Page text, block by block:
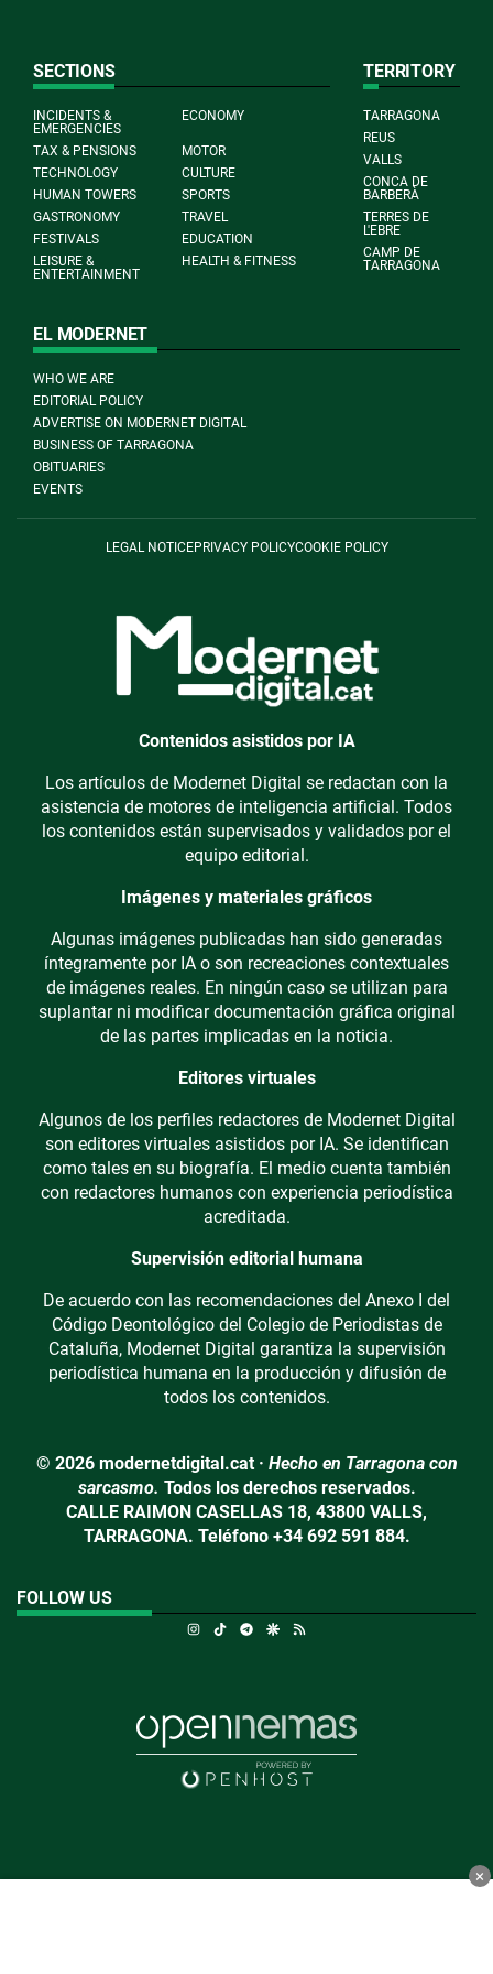
SECTIONS
INCIDENTS &
EMERGENCIES
ECONOMY
TAX & PENSIONS
MOTOR
TECHNOLOGY
CULTURE
HUMAN TOWERS
SPORTS
GASTRONOMY
TRAVEL
FESTIVALS
EDUCATION
LEISURE &
ENTERTAINMENT
HEALTH & FITNESS
TERRITORY
TARRAGONA
REUS
VALLS
CONCA DE
BARBERÀ
TERRES DE
L'EBRE
CAMP DE
TARRAGONA
EL MODERNET
WHO WE ARE
EDITORIAL POLICY
ADVERTISE ON MODERNET DIGITAL
BUSINESS OF TARRAGONA
OBITUARIES
EVENTS
LEGAL NOTICEPRIVACY POLICYCOOKIE POLICY
Contenidos asistidos por IA
Los artículos de Modernet Digital se redactan con la
asistencia de motores de inteligencia artificial. Todos
los contenidos están supervisados y validados por el
equipo editorial.
Imágenes y materiales gráficos
Algunas imágenes publicadas han sido generadas
íntegramente por IA o son recreaciones contextuales
de imágenes reales. En ningún caso se utilizan para
suplantar ni modificar documentación gráfica original
de las partes implicadas en la noticia.
Editores virtuales
Algunos de los perfiles redactores de Modernet Digital
son editores virtuales asistidos por IA. Se identifican
como tales en su biografía. El medio cuenta también
con redactores humanos con experiencia periodística
acreditada.
Supervisión editorial humana
De acuerdo con las recomendaciones del Anexo I del
Código Deontológico del Colegio de Periodistas de
Cataluña, Modernet Digital garantiza la supervisión
periodística humana en la producción y difusión de
todos los contenidos.
© 2026 modernetdigital.cat · Hecho en Tarragona con
sarcasmo. Todos los derechos reservados.
CALLE RAIMON CASELLAS 18, 43800 VALLS,
TARRAGONA. Teléfono +34 692 591 884.
FOLLOW US
Instagram
TikTokTelegramGoogle Discover
×